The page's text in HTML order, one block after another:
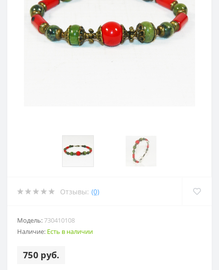
Отзывы: (0)
Модель:730410108
Наличие: Есть в наличии
750 руб.